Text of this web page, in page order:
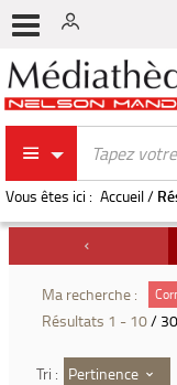
Vous êtes ici : Accueil/
Ma recherche :
Résultats 1 - 10/ 30
Tri : Pertinence